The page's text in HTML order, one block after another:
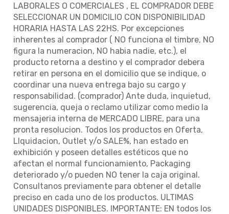
LABORALES O COMERCIALES , EL COMPRADOR DEBE
SELECCIONAR UN DOMICILIO CON DISPONIBILIDAD
HORARIA HASTA LAS 22HS. Por excepciones
inherentes al comprador ( NO funciona el timbre, NO
figura la numeracion, NO habia nadie, etc.), el
producto retorna a destino y el comprador debera
retirar en persona en el domicilio que se indique, o
coordinar una nueva entrega bajo su cargo y
responsabilidad. (comprador) Ante duda, inquietud,
sugerencia, queja o reclamo utilizar como medio la
mensajeria interna de MERCADO LIBRE, para una
pronta resolucion. Todos los productos en Oferta,
LIquidacion, Outlet y/o SALE%, han estado en
exhibición y poseen detalles estéticos que no
afectan el normal funcionamiento, Packaging
deteriorado y/o pueden NO tener la caja original.
Consultanos previamente para obtener el detalle
preciso en cada uno de los productos. ULTIMAS
UNIDADES DISPONIBLES. IMPORTANTE: EN todos los